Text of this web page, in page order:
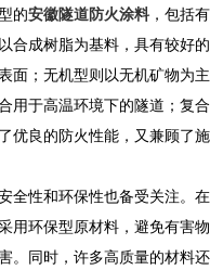
的安徽隧道防火涂料 ，包括有
合成树脂为基料，具有较好的
面；无机型则以无机矿物为主
用于高温环境下的隧道；复合
优良的防火性能，又兼顾了施
全性和环保性也备受关注。在
用环保型原材料，避免有害物
。同时，许多高质量的材料还